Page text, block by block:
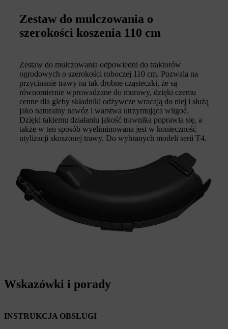
Zestaw do mulczowania o
szerokości koszenia 110 cm
Zestaw do mulczowania odpowiedni do traktorów
ogrodowych o szerokości roboczej 110 cm. Pozwala na
przycinanie trawy na tak drobne cząsteczki, że są
równomiernie wprowadzane do murawy, dzięki czemu
cenne dla gleby składniki odżywcze wracają do niej i służą
jako naturalny nawóz i warstwa utrzymująca wilgoć.
Dzięki takiemu działaniu jakość trawnika poprawia się, a
także w ten sposób wyeliminowana jest w konieczność
utylizacji skoszonej trawy. Do wybranych modeli serii T4.
Wskazówki i porady
INSTRUKCJA OBSŁUGI